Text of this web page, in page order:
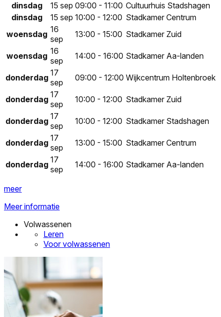
dinsdag
15 sep 09:00 - 11:00 Cultuurhuis Stadshagen
dinsdag
15 sep 10:00 - 12:00 Stadkamer Centrum
woensdag 16
sep
13:00 - 15:00 Stadkamer Zuid
woensdag 16
sep
14:00 - 16:00 Stadkamer Aa-landen
donderdag 17
sep
09:00 - 12:00 Wijkcentrum Holtenbroek
donderdag 17
sep
10:00 - 12:00 Stadkamer Zuid
donderdag 17
sep
10:00 - 12:00 Stadkamer Stadshagen
donderdag 17
sep
13:00 - 15:00 Stadkamer Centrum
donderdag 17
sep
14:00 - 16:00 Stadkamer Aa-landen
meer
Meer informatie
Volwassenen
Leren
Voor volwassenen